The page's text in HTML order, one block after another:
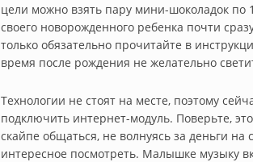
цели можно взять пару мини-шоколадок по
своего новорожденного ребенка почти
только обязательно прочитайте в
время после рождения не желательно
Технологии не стоят на месте, поэтому
подключить интернет-модуль. Поверьте,
скайпе общаться, не волнуясь за деньги
интересное посмотреть. Малышке музыку